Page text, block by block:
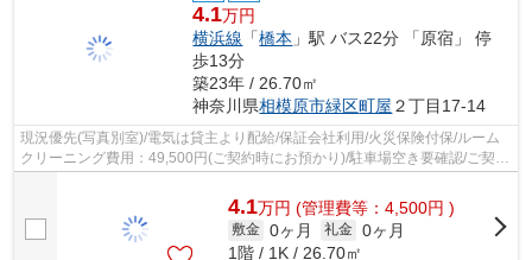
4.1万円
横浜線 「橋本 」駅 バス22分 「原宿」 停
歩13分
築23年 / 26.70㎡
神奈川県相模原市緑区町屋 ２丁目17-14
現況優先(写真別室)/電気は貸主より配給/保証会社利用/火災保険付保/ルーム
クリーニング費用：49,500円(ご契約時にお預かり)/駐車場空き要確認/ご契約
4.1万円 (管理費等：4,500円 )
敷金 0ヶ月 礼金 0ヶ月
1階 / 1K / 26.70㎡